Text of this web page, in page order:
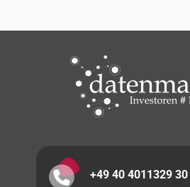
+49 40 4011329 30